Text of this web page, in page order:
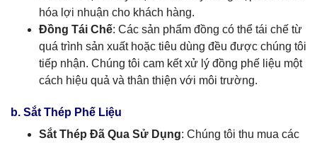
hóa lợi nhuận cho khách hàng.
Đồng Tái Chế: Các sản phẩm đồng có thể tái chế từ
quá trình sản xuất hoặc tiêu dùng đều được chúng tôi
tiếp nhận. Chúng tôi cam kết xử lý đồng phế liệu một
cách hiệu quả và thân thiện với môi trường.
b. Sắt Thép Phế Liệu
Sắt Thép Đã Qua Sử Dụng: Chúng tôi thu mua các